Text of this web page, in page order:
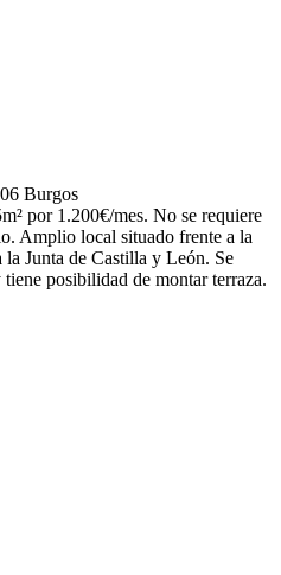
Burgos
por 1.200€/mes. No se requiere
Amplio local situado frente a la
Junta de Castilla y León. Se
posibilidad de montar terraza.